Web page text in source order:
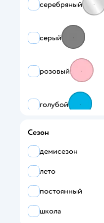
VERETEYA
серебряный
серый
розовый
голубой
белый
многоцветный
Сезон
демисезон
лето
постоянный
школа